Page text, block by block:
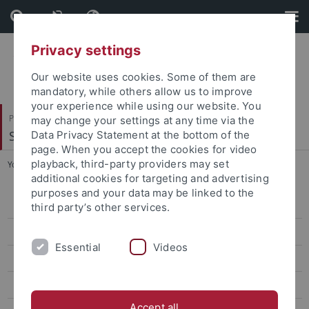
Skip
to
content
Skip
to
footer
Philosophische Fakultät
Seminar für Sprachwissenschaft
You are here: Startseite ... Oberseminar
Oberseminar
Frühere Veranstaltungen
Privacy settings
Our website uses cookies. Some of them are
mandatory, while others allow us to improve
your experience while using our website. You
may change your settings at any time via the
Data Privacy Statement at the bottom of the
page. When you accept the cookies for video
playback, third-party providers may set
additional cookies for targeting and advertising
purposes and your data may be linked to the
third party’s other services.
Essential Videos